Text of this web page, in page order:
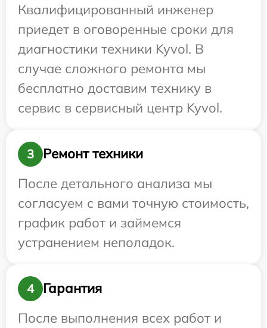
Квалифицированный инженер
приедет в оговоренные сроки для
диагностики техники Kyvol. В
случае сложного ремонта мы
бесплатно доставим технику в
сервис в сервисный центр Kyvol.
3
Ремонт техники
После детального анализа мы
согласуем с вами точную стоимость,
график работ и займемся
устранением неполадок.
4
Гарантия
После выполнения всех работ и